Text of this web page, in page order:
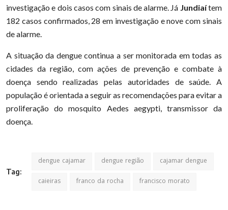
investigação e dois casos com sinais de alarme. Já Jundiaítem
182 casos confirmados, 28 em investigação e nove com sinais
de alarme.
A situação da dengue continua a ser monitorada em todas as
cidades da região, com ações de prevenção e combate à
doença sendo realizadas pelas autoridades de saúde. A
população é orientada a seguir as recomendações para evitar a
proliferação do mosquito Aedes aegypti, transmissor da
doença.
Tag:
dengue cajamar dengue região
cajamar dengue
caieiras
franco da rocha francisco morato